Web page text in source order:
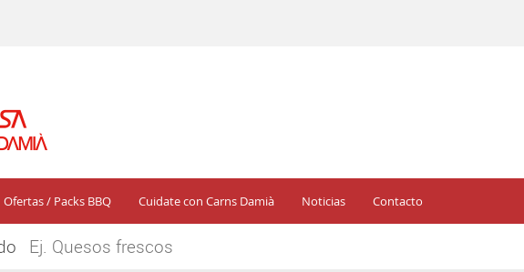
Ofertas / Packs BBQ Cuidate con Carns Damià Noticias Contacto